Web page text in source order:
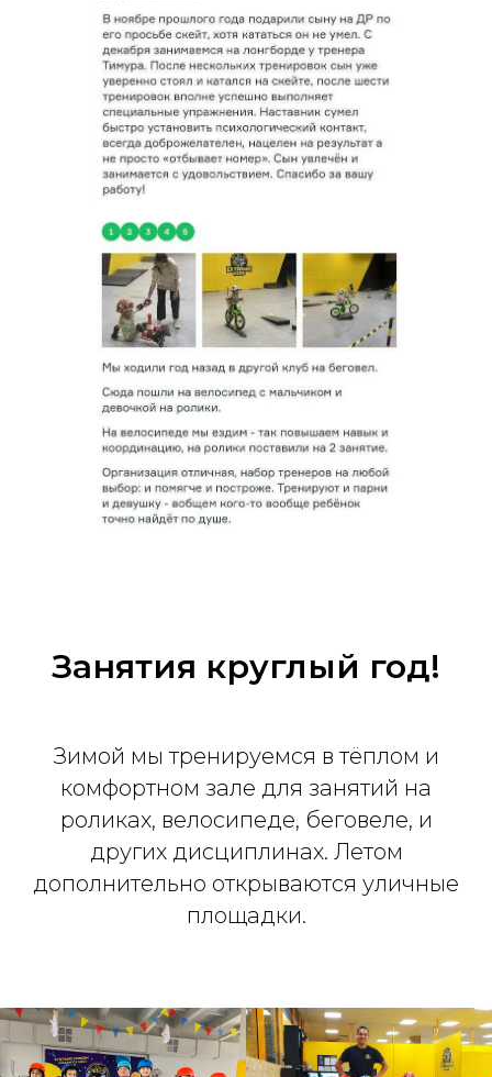
Занятия круглый год!
Зимой мы тренируемся в тёплом и
комфортном зале для занятий на
роликах, велосипеде, беговеле, и
других дисциплинах. Летом
дополнительно открываются уличные
площадки.